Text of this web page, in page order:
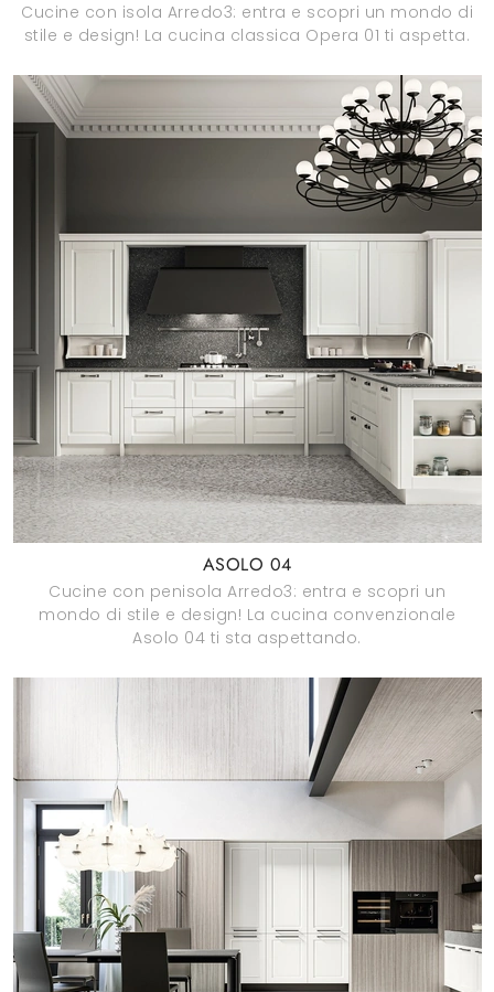
Cucine con isola Arredo3: entra e scopri un mondo di
stile e design! La cucina classica Opera 01 ti aspetta.
ASOLO 04
Cucine con penisola Arredo3: entra e scopri un
mondo di stile e design! La cucina convenzionale
Asolo 04 ti sta aspettando.